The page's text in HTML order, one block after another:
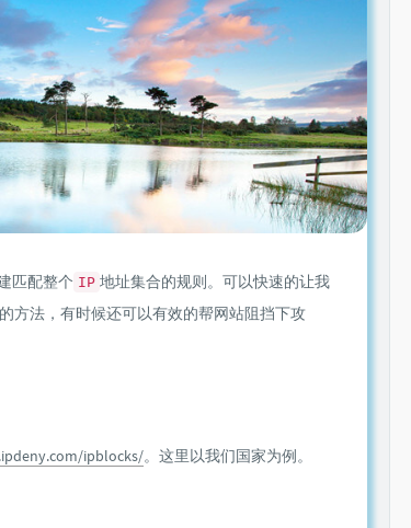
匹配整个 IP 地址集合的规则。可以快速的让我
方法，有时候还可以有效的帮网站阻挡下攻
ipblocks/。这里以我们国家为例。